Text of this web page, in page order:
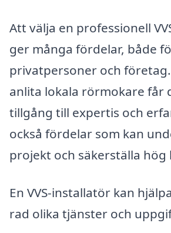
Att välja en professionell
ger många fördelar, både
privatpersoner och
anlita lokala rörmokare får
tillgång till expertis och
också fördelar som kan
projekt och säkerställa hög
En VVS-installatör kan
rad olika tjänster och